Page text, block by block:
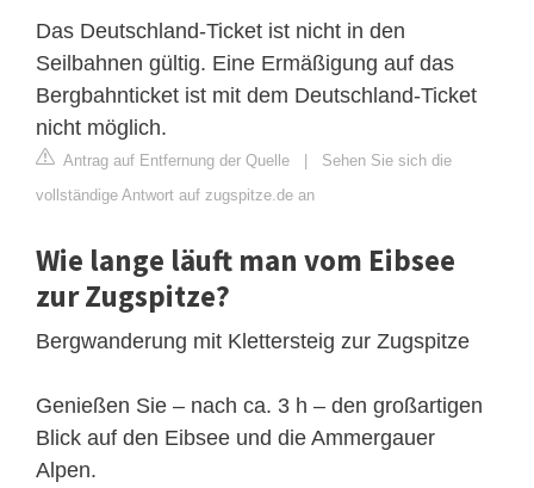
Das Deutschland-Ticket ist nicht in den
Seilbahnen gültig. Eine Ermäßigung auf das
Bergbahnticket ist mit dem Deutschland-Ticket
nicht möglich.
Antrag auf Entfernung der Quelle | Sehen Sie sich die
vollständige Antwort auf zugspitze.de an
Wie lange läuft man vom Eibsee
zur Zugspitze?
Bergwanderung mit Klettersteig zur Zugspitze
Genießen Sie – nach ca. 3 h – den großartigen
Blick auf den Eibsee und die Ammergauer
Alpen.